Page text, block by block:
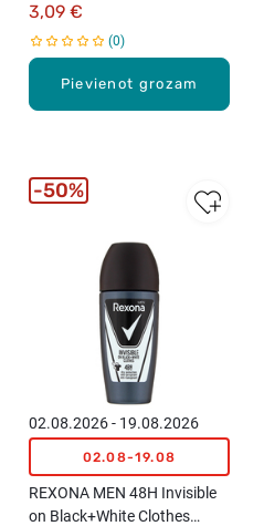
Pievienot grozam
3,09 €
0
02.08.2026 - 19.08.2026
02.08-19.08
REXONA MEN 48H Invisible
on Black+White Clothes
50%